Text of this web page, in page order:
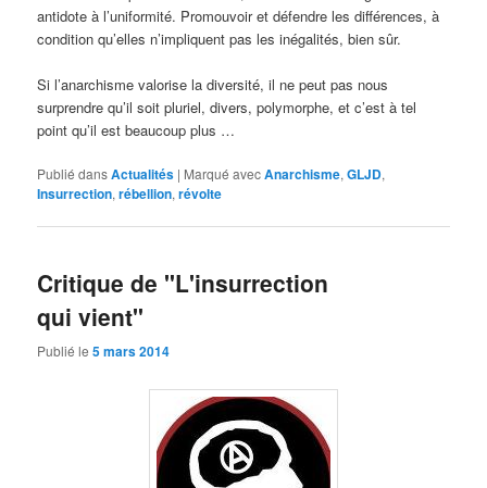
antidote à l’uniformité. Promouvoir et défendre les différences, à
condition qu’elles n’impliquent pas les inégalités, bien sûr.
Si l’anarchisme valorise la diversité, il ne peut pas nous
surprendre qu’il soit pluriel, divers, polymorphe, et c’est à tel
point qu’il est beaucoup plus …
Publié dansActualités | Marqué avecAnarchisme,GLJD,
Insurrection,rébellion,révolte
Critique de "L'insurrection
qui vient"
Publié le5 mars 2014